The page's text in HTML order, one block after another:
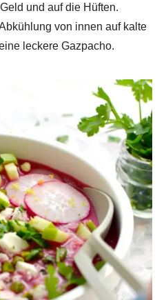
und auf die Hüften.
von innen auf kalte
leckere Gazpacho.